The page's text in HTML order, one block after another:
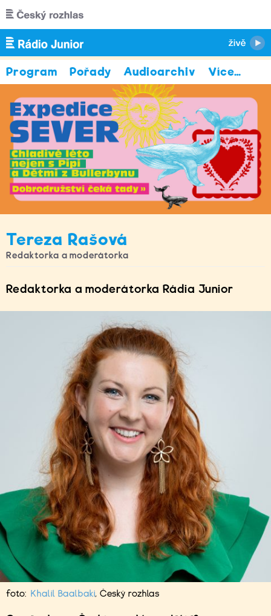
Přejít k hlavnímu obsahu
Program Pořady Audioarchiv Více…
Tereza Rašová
Redaktorka a moderátorka
Redaktorka a moderátorka Rádia Junior
foto: Khalil Baalbaki,Český rozhlas